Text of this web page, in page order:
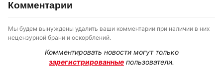
Комментарии
Мы будем вынуждены удалить ваши комментарии при наличии в них
нецензурной брани и оскорблений.
Комментировать новости могут только
зарегистрированные пользователи.